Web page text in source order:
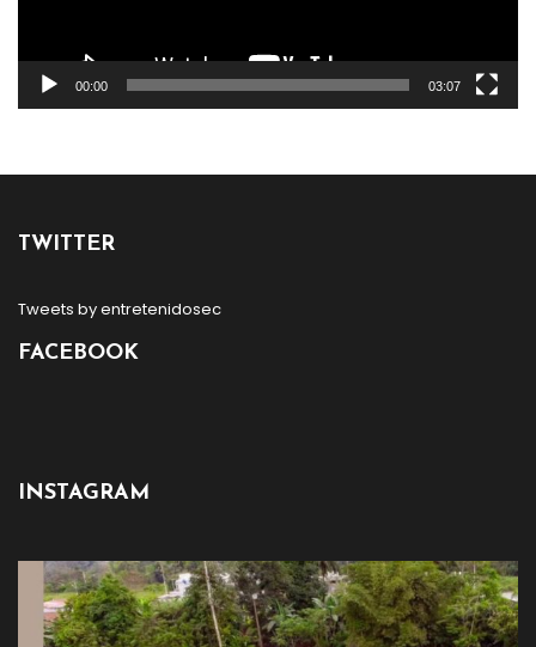
00:00 03:07
TWITTER
Tweets by entretenidosec
FACEBOOK
INSTAGRAM